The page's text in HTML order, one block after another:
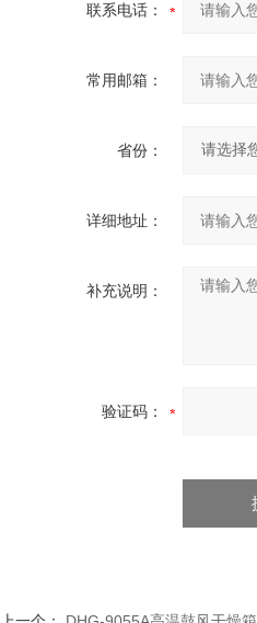
联系电话：
常用邮箱：
省份：
详细地址：
补充说明：
验证码：